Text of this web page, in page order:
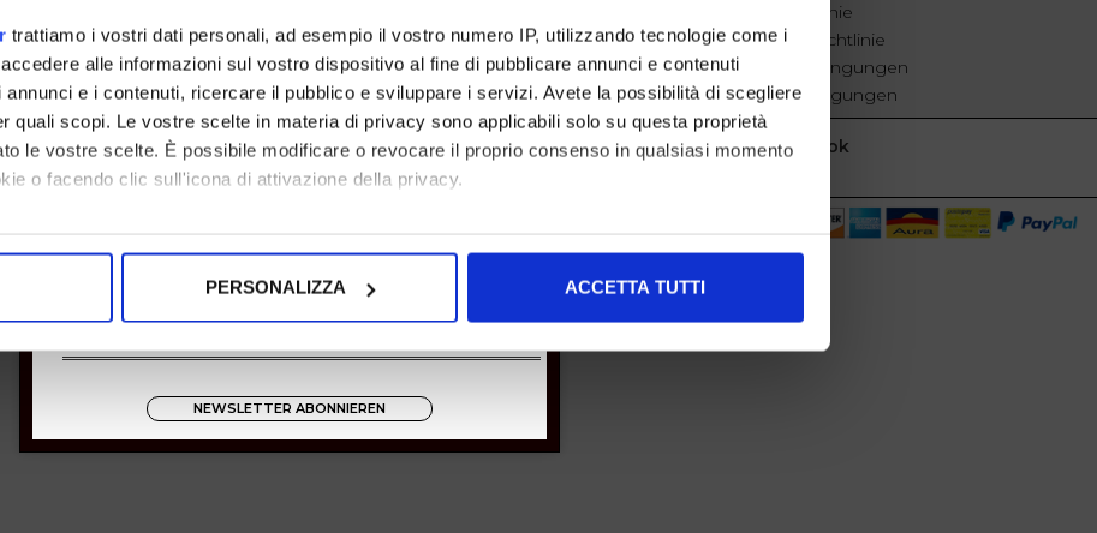
trattiamo i vostri dati personali, ad esempio il vostro numero IP, utilizzando tecnologie come i
alle informazioni sul vostro dispositivo al fine di pubblicare annunci e contenuti
e i contenuti, ricercare il pubblico e sviluppare i servizi. Avete la possibilità di scegliere
quali scopi. Le vostre scelte in materia di privacy sono applicabili solo su questa proprietà
le vostre scelte. È possibile modificare o revocare il proprio consenso in qualsiasi momento
o facendo clic sull'icona di attivazione della privacy.
anche:
scansionandolo attivamente alla ricerca di caratteristiche specifiche (impronte
elaborati i tuoi dati personali e imposta le tue preferenze nella
PERSONALIZZA ACCETTA TUTTI
Zahlungen
Versand
Cookie-Richtlinie
Datenschutzrichtlinie
Geschäftsbedingungen
Verkaufsbedingungen
Instagram Facebook
NEWSLETTER ABONNIEREN